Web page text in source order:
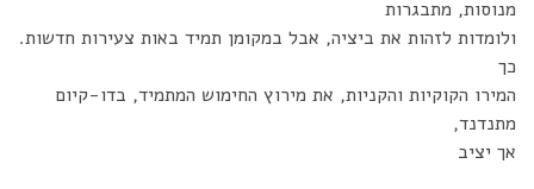
מנוסות, מתבגרות
ולומדות לזהות את ביציה, אבל במקומן תמיד באות צעירות חדשות.
כך
המירו הקוקיות והקניות, את מירוץ החימוש המתמיד, בדו-קיום
מתנדנד,
אך יציב